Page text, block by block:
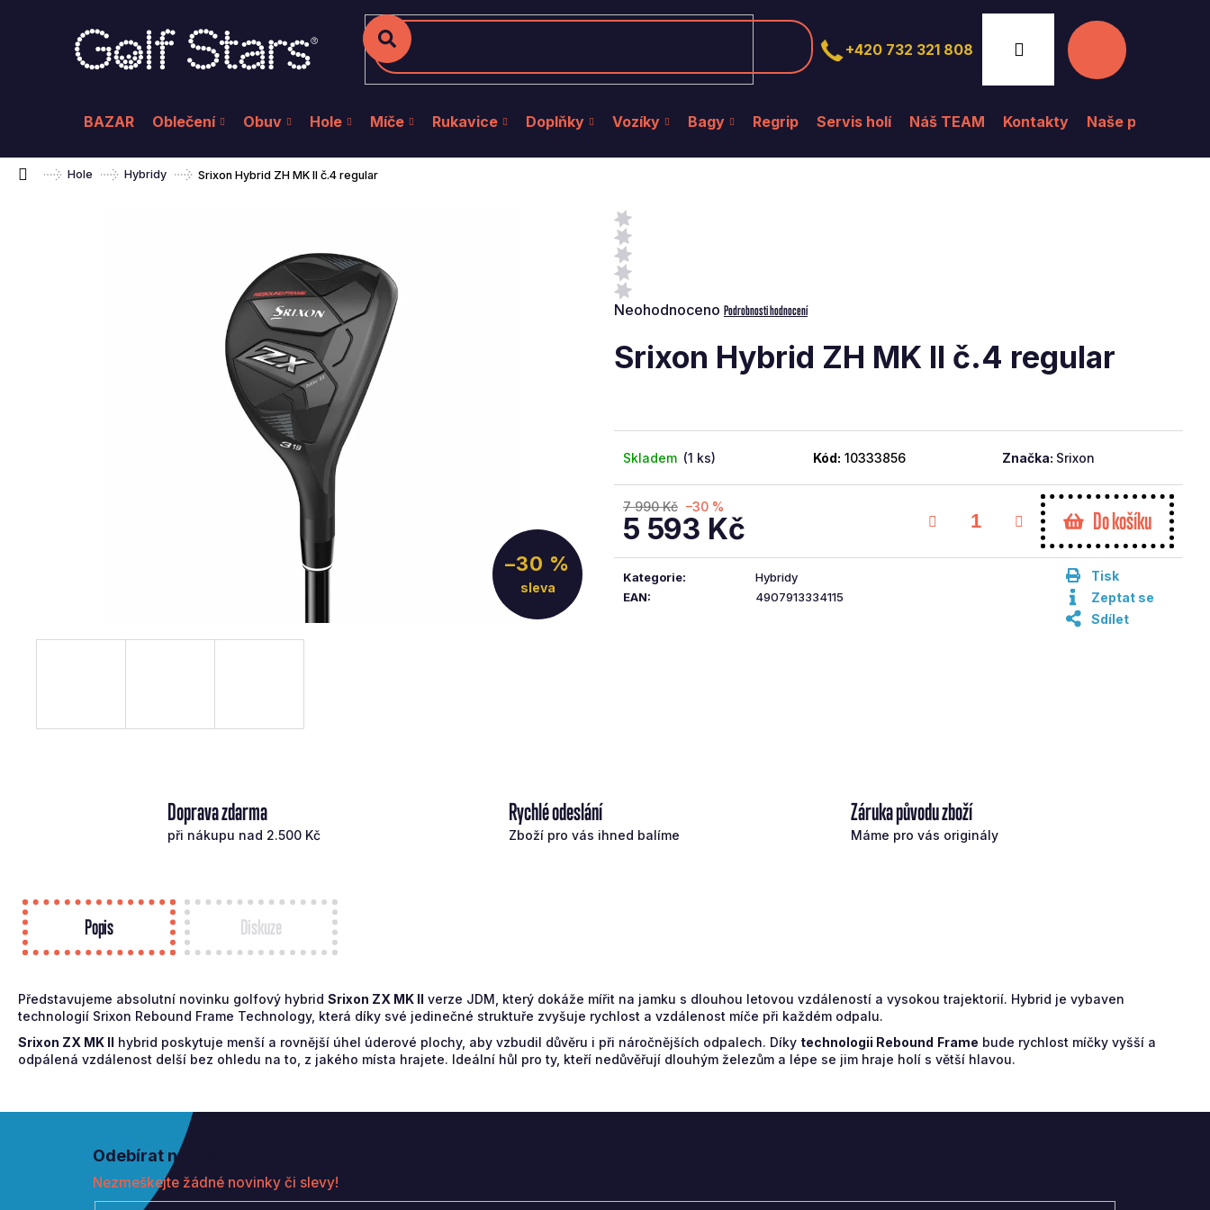
Hledat
BAZAR Oblečení Obuv Hole Míče Rukavice Doplňky Vozíky Bagy Regrip Servis holí Náš TEAM Kontakty Naše prodejna
+420 732 321 808 Přihlášení Nákupní
Domů Hole Hybridy Srixon Hybrid ZH MK II č.4 regular
Průměrné
produktu
je
hvězdiček.
Neohodnoceno Podrobnosti hodnocení
Srixon Hybrid ZH MK II č.4 regular
Skladem (1 ks) Kód: 10333856 Značka: Srixon
7 990 Kč –30 %
5 593 Kč Do košíku
Kategorie:
Hybridy
EAN: 4907913334115
Tisk
Zeptat se
Sdílet
–30 %
Doprava zdarma
při nákupu nad 2.500 Kč
Rychlé odeslání
Zboží pro vás ihned balíme
Záruka původu zboží
Máme pro vás originály
Popis Diskuze
Představujeme absolutní novinku golfový hybrid Srixon ZX MK II verze JDM, který dokáže mířit na jamku s dlouhou letovou vzdáleností a vysokou trajektorií. Hybrid je vybaven
technologií Srixon Rebound Frame Technology, která díky své jedinečné struktuře zvyšuje rychlost a vzdálenost míče při každém odpalu.
Srixon ZX MK II hybrid poskytuje menší a rovnější úhel úderové plochy, aby vzbudil důvěru i při náročnějších odpalech. Díky technologii Rebound Frame bude rychlost míčky vyšší a
odpálená vzdálenost delší bez ohledu na to, z jakého místa hrajete. Ideální hůl pro ty, kteří nedůvěřují dlouhým železům a lépe se jim hraje holí s větší hlavou.
Zpětdo
obchodu
Zpětdo
obchodu
Odebírat newsletter
Nezmeškejte žádné novinky či slevy!